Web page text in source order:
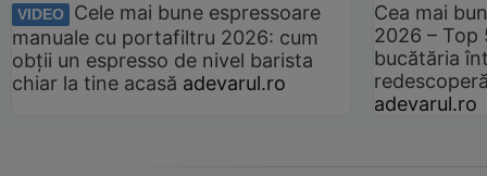
VIDEO
Cele mai bune espressoare
manuale cu portafiltru 2026: cum
obții un espresso de nivel barista
chiar la tine acasă adevarul.ro
Cea mai
2026 –
bucătăria
adevarul.ro